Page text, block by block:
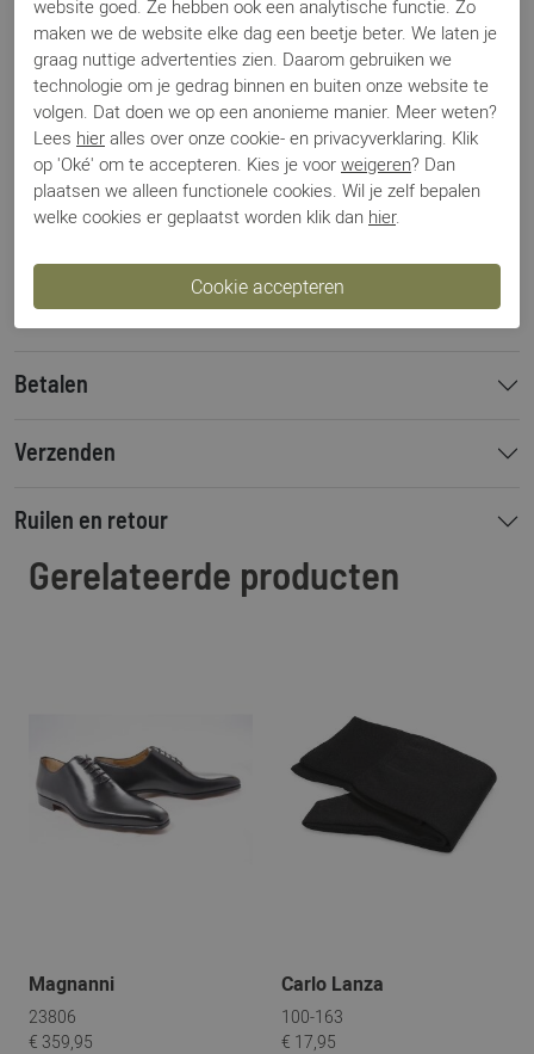
Specificaties
Merk
Magnanni
Artikelnummer
1078
Los voetbed
Nee
Categorie
Riemen
Materiaal
Leer
1009203
Betalen
Verzenden
Ruilen en retour
Gerelateerde producten
Magnanni
23806
€ 359,95
Carlo Lanza
100-163
€ 17,95
website goed. Ze hebben ook een analytische functie. Zo
maken we de website elke dag een beetje beter. We laten je
graag nuttige advertenties zien. Daarom gebruiken we
technologie om je gedrag binnen en buiten onze website te
volgen. Dat doen we op een anonieme manier. Meer weten?
Lees hier alles over onze cookie- en privacyverklaring. Klik
op 'Oké' om te accepteren. Kies je voor weigeren? Dan
plaatsen we alleen functionele cookies. Wil je zelf bepalen
welke cookies er geplaatst worden klik dan hier.